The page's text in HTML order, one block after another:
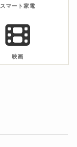
スマート家電
映画